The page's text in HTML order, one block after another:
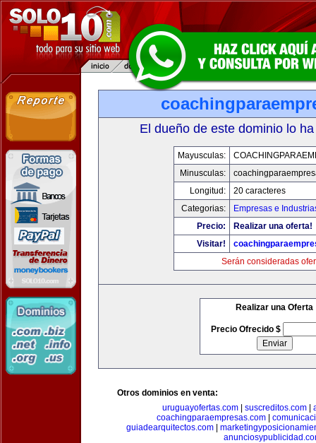
El dueño de este dominio lo
Mayusculas:
Minusculas:
Longitud:
20 caracteres
Categorias:
Empresas e
Precio:
Realizar una oferta!
Visitar!
Serán consideradas
Realizar una Oferta
Precio Ofrecido $
Otros dominios en venta:
uruguayofertas.com| suscreditos.com|
coachingparaempresas.com|
guiadearquitectos.com